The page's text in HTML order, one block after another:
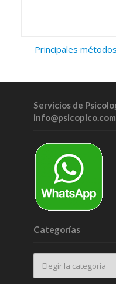
Principales
Servicios de
info@psicopico.com
Categorías